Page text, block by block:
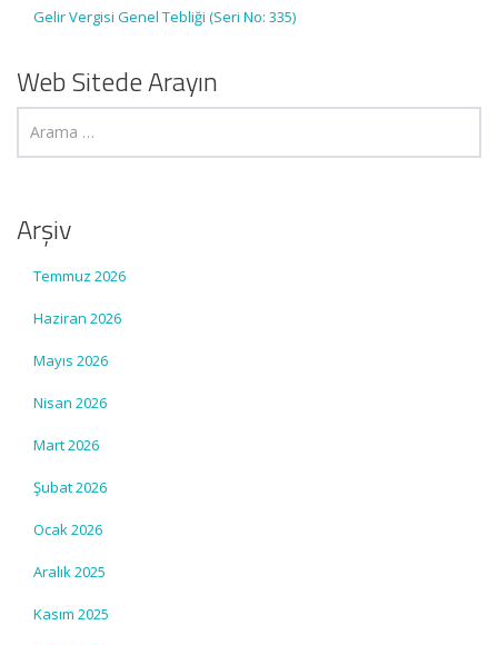
Gelir Vergisi Genel Tebliği (Seri No: 335)
Web Sitede Arayın
Arşiv
Temmuz 2026
Haziran 2026
Mayıs 2026
Nisan 2026
Mart 2026
Şubat 2026
Ocak 2026
Aralık 2025
Kasım 2025